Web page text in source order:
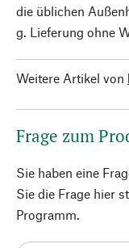
die üblichen
g. Lieferung ohne
Weitere Artikel von
Frage zum
Sie haben eine
Sie die Frage hier
Programm.